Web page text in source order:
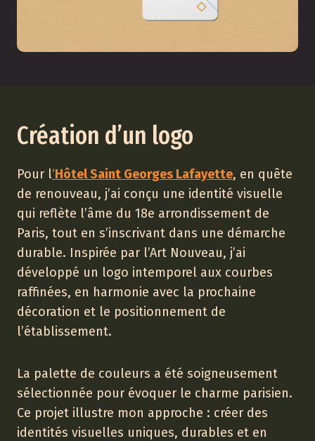
Création d’un logo
Pour l‘Hôtel Saint Georges Lafayette, en quête
de renouveau, j’ai conçu une identité visuelle
qui reflète l’âme du 18e arrondissement de
Paris, tout en s’inscrivant dans une démarche
durable. Inspirée par l’Art Nouveau, j’ai
développé un logo intemporel aux courbes
raffinées, en harmonie avec la prochaine
décoration et le positionnement de
l’établissement.
La palette de couleurs a été soigneusement
sélectionnée pour évoquer le charme parisien.
Ce projet illustre mon approche : créer des
identités visuelles uniques, durables et en